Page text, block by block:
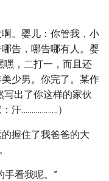
。婴儿：你管我，小
告，哪告哪有人。婴
嘿，二打一，而且还
少男。你完了。某作
出了你这样的家伙
汗………………）
握住了我爸爸的大
手看我呢。”